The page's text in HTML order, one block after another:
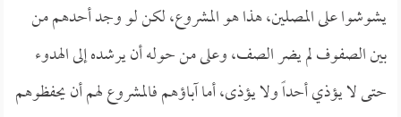
يشوشوا على المصلين، هذا هو المشروع، لكن لو وجد أحدهم من
بين الصفوف لم يضر الصف، وعلى من حوله أن يرشده إلى الهدوء
حتى لا يؤذي أحداً ولا يؤذى، أما آباؤهم فالمشروع لهم أن يحفظوهم